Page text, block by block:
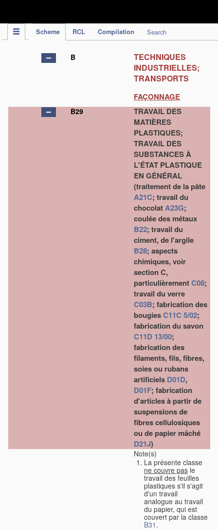
Scheme RCL Compilation Search
B
TECHNIQUES
INDUSTRIELLES;
TRANSPORTS
FAÇONNAGE
B29
TRAVAIL DES
MATIÈRES
PLASTIQUES;
TRAVAIL DES
SUBSTANCES À
L'ÉTAT PLASTIQUE
EN GÉNÉRAL
(traitement de la pâte
A21C; travail du
chocolatA23G;
coulée des métaux
B22; travail du
ciment, de l'argile
B28; aspects
chimiques, voir
section C,
particulièrementC08;
travail du verre
C03B; fabrication des
bougiesC11C 5/02;
fabrication du savon
C11D 13/00;
fabrication des
filaments, fils, fibres,
soies ou rubans
artificiels D01D,
D01F; fabrication
d'articles à partir de
suspensions de
fibres cellulosiques
ou de papier mâché
D21J)
Note(s)
La présente classe
ne couvre pas le
travail des feuilles
plastiques s'il s'agit
d'un travail
analogue au travail
du papier, qui est
couvert par la classe
B31 .